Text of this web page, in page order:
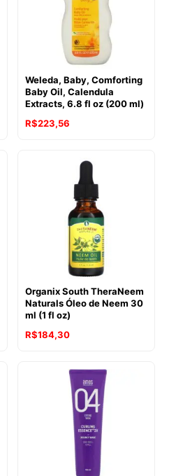
Weleda, Baby, Comforting
Baby Oil, Calendula
Extracts, 6.8 fl oz (200 ml)
R$223,56
Organix South TheraNeem
Naturals Óleo de Neem 30
ml (1 fl oz)
R$184,30